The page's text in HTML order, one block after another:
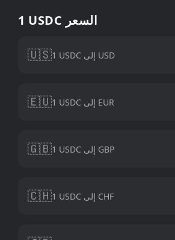
1 USDC السعر
🇺🇸 1 USDC إلى USD
🇪🇺 1 USDC إلى EUR
🇬🇧 1 USDC إلى GBP
🇨🇭 1 USDC إلى CHF